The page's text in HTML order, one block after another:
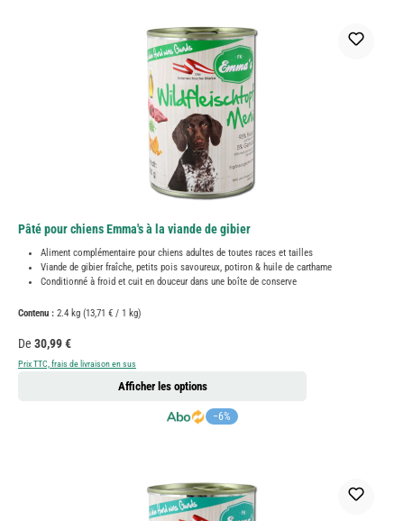
Pâté pour chiens Emma's à la viande de gibier
Aliment complémentaire pour chiens adultes de toutes races et tailles
Viande de gibier fraîche, petits pois savoureux, potiron & huile de carthame
Conditionné à froid et cuit en douceur dans une boîte de conserve
Contenu : 2.4 kg (13,71 € / 1 kg)
Prix régulier :
De 30,99 €
Prix TTC, frais de livraison en sus
−6%
Afficher les options